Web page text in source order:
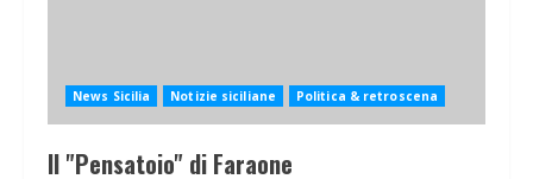
News Sicilia Notizie siciliane Politica & retroscena
Il "Pensatoio" di Faraone